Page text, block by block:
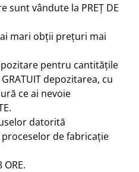
sunt vândute la PREȚ DE
mari obții prețuri mai
pentru cantitățile
depozitarea, cu
ce ai nevoie
datorită
de fabricație